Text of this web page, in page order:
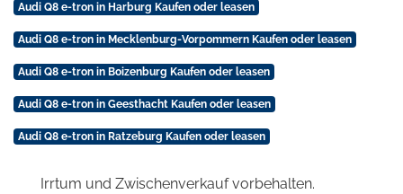
Audi Q8 e-tron in Harburg Kaufen oder leasen
Audi Q8 e-tron in Mecklenburg-Vorpommern Kaufen oder leasen
Audi Q8 e-tron in Boizenburg Kaufen oder leasen
Audi Q8 e-tron in Geesthacht Kaufen oder leasen
Audi Q8 e-tron in Ratzeburg Kaufen oder leasen
Irrtum und Zwischenverkauf vorbehalten.